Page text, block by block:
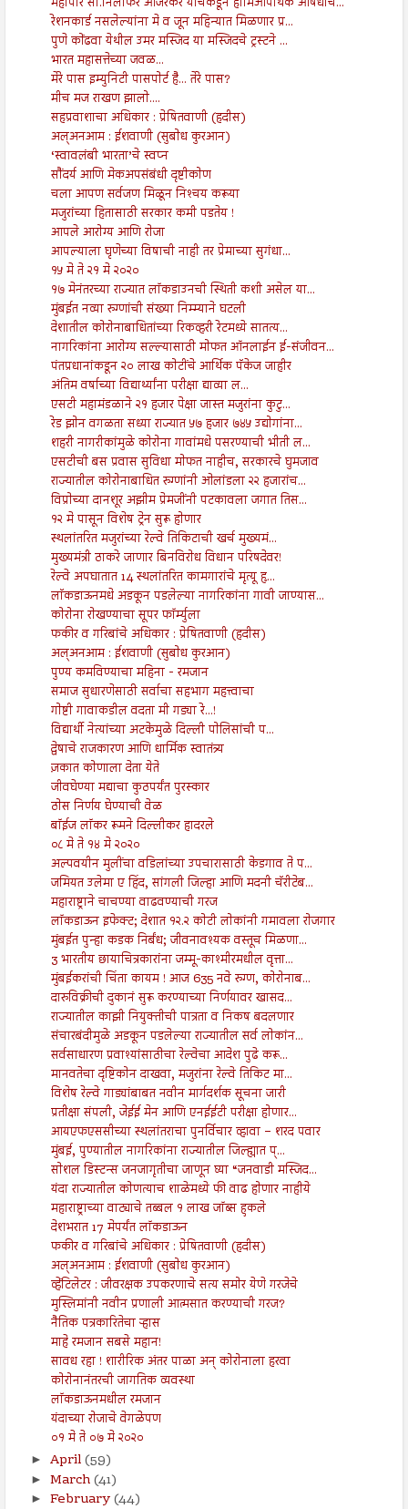
रेशनकार्ड नसलेल्यांना मे व जून महिन्यात मिळणार प्र...
पुणे कोंढवा येथील उमर मस्जिद या मस्जिदचे ट्रस्टने ...
भारत महासत्तेच्या जवळ...
मेरे पास इम्युनिटी पासपोर्ट है... तेरे पास?
मीच मज राखण झालो....
सहप्रवाशाचा अधिकार : प्रेषितवाणी (हदीस)
अल्अनआम : ईशवाणी (सुबोध कुरआन)
‘स्वावलंबी भारता’चे स्वप्न
सौंदर्य आणि मेकअपसंबंधी दृष्टीकोण
चला आपण सर्वजण मिळून निश्‍चय करूया
मजुरांच्या हितासाठी सरकार कमी पडतेय !
आपले आरोग्य आणि रोजा
आपल्याला घृणेच्या विषाची नाही तर प्रेमाच्या सुगंधा...
१५ मे ते २१ मे २०२०
१७ मेनंतरच्या राज्यात लॉकडाउनची स्थिती कशी असेल या...
मुंबईत नव्या रुग्णांची संख्या निम्म्याने घटली
देशातील कोरोनाबाधितांच्या रिकव्हरी रेटमध्ये सातत्य...
नागरिकांना आरोग्य सल्ल्यासाठी मोफत ऑनलाईन ई-संजीवन...
पंतप्रधानांकडून २० लाख कोटींचे आर्थिक पॅकेज जाहीर
अंतिम वर्षाच्या विद्यार्थ्यांना परीक्षा द्याव्या ल...
एसटी महामंडळाने २१ हजार पेक्षा जास्त मजुरांना कुटु...
रेड झोन वगळता सध्या राज्यात ५७ हजार ७४५ उद्योगांना...
शहरी नागरीकांमुळे कोरोना गावांमधे पसरण्याची भीती ल...
एसटीची बस प्रवास सुविधा मोफत नाहीच, सरकारचे घुमजाव
राज्यातील कोरोनाबाधित रुग्णांनी ओलांडला २२ हजारांच...
विप्रोच्या दानशूर अझीम प्रेमजींनी पटकावला जगात तिस...
१२ मे पासून विशेष ट्रेन सुरू होणार
स्थलांतरित मजुरांच्या रेल्वे तिकिटाची खर्च मुख्यमं...
मुख्यमंत्री ठाकरे जाणार बिनविरोध विधान परिषदेवर!
रेल्वे अपघातात 14 स्थलांतरित कामगारांचे मृत्यू हृ...
लाॅकडाऊनमधे अडकून पडलेल्या नागरिकांना गावी जाण्यास...
कोरोना रोखण्याचा सूपर फॉर्म्युला
फकीर व गरिबांचे अधिकार : प्रेषितवाणी (हदीस)
अल्अनआम : ईशवाणी (सुबोध कुरआन)
पुण्य कमविण्याचा महिना - रमजान
समाज सुधारणेसाठी सर्वाचा सहभाग महत्त्वाचा
गोष्टी गावाकडील वदता मी गड्या रे...!
विद्यार्थी नेत्यांच्या अटकेमुळे दिल्ली पोलिसांची प...
द्वेषाचे राजकारण आणि धार्मिक स्वातंत्र्य
ज़कात कोणाला देता येते
जीवघेण्या मद्याचा कुठपर्यंत पुरस्कार
ठोस निर्णय घेण्याची वेळ
बॉईज लॉकर रूमने दिल्लीकर हादरले
०८ मे ते १४ मे २०२०
अल्पवयीन मुलींचा वडिलांच्या उपचारासाठी केडगाव ते प...
जमियत उलेमा ए हिंद, सांगली जिल्हा आणि मदनी चॅरीटेब...
महाराष्ट्राने चाचण्या वाढवण्याची गरज
लॉकडाऊन इफेक्ट; देशात १२.२ कोटी लोकांनी गमावला रोजगार
मुंबईत पुन्हा कडक निर्बंध; जीवनावश्यक वस्तूच मिळणा...
3 भारतीय छायाचित्रकारांना जम्मू-काश्मीरमधील वृत्ता...
मुंबईकरांची चिंता कायम ! आज 635 नवे रुग्ण, कोरोनाब...
दारुविक्रीची दुकानं सुरू करण्याच्या निर्णयावर खासद...
राज्यातील काझी नियुक्तीची पात्रता व निकष बदलणार
संचारबंदीमुळे अडकून पडलेल्या राज्यातील सर्व लोकांन...
सर्वसाधारण प्रवाश्यांसाठीचा रेल्वेचा आदेश पुढे करू...
मानवतेचा दृष्टिकोन दाखवा, मजुरांना रेल्वे तिकिट मा...
विशेष रेल्वे गाड्यांबाबत नवीन मार्गदर्शक सूचना जारी
प्रतीक्षा संपली, जेईई मेन आणि एनईईटी परीक्षा होणार...
आयएफएससीच्या स्थलांतराचा पुनर्विचार व्हावा – शरद पवार
मुंबई, पुण्यातील नागरिकांना राज्यातील जिल्ह्यात प्...
सोशल डिस्टन्स जनजागृतीचा जाणून घ्या “जनवाडी मस्जिद...
यंदा राज्यातील कोणत्याच शाळेमध्ये फी वाढ होणार नाहीये
महाराष्ट्राच्या वाट्याचे तब्बल १ लाख जॉब्स हुकले
देशभरात 17 मेपर्यंत लॉकडाऊन
फकीर व गरिबांचे अधिकार : प्रेषितवाणी (हदीस)
अल्अनआम : ईशवाणी (सुबोध कुरआन)
व्हेंटिलेटर : जीवरक्षक उपकरणाचे सत्य समोर येणे गरजेचे
मुस्लिमांनी नवीन प्रणाली आत्मसात करण्याची गरज?
नैतिक पत्रकारितेचा ऱ्हास
माहे रमजान सबसे महान!
सावध रहा ! शारीरिक अंतर पाळा अन् कोरोनाला हरवा
कोरोनानंतरची जागतिक व्यवस्था
लॉकडाऊनमधील रमजान
यंदाच्या रोजाचे वेगळेपण
०१ मे ते ०७ मे २०२०
► April(59)
► March(41)
► February(44)